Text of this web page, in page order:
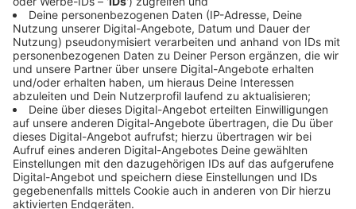
Laut Polizei hatte ein LKW gegen kurz vor 19 Uhr kurz
vor der Unterführung an der Ecke
Hüttenstraße/Kirchfeldstraße beim Wenden eine
Oberleitung der Rheinbahn abgerissen. Die
Hüttenstraße musste deshalb zeitweise gesperrt
werden und auch an der Kreuzung Helmholtzstraße
gab es Einschränkungen.
Anzeige